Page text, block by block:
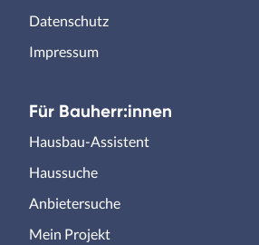
Datenschutz
Impressum
Für Bauherr:innen
Hausbau-Assistent
Haussuche
Anbietersuche
Mein Projekt